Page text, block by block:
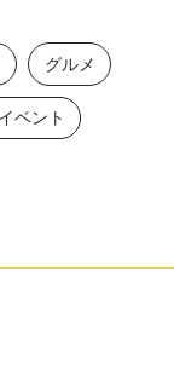
グルメ
イベント